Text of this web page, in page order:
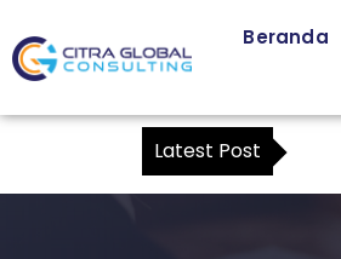
Beranda
Latest Post
Pendampingan Kuasa Wajib Pajak: